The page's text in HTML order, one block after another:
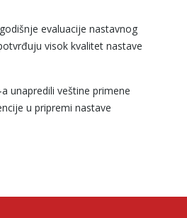
evaluacije nastavnog
visok kvalitet nastave
unapredili veštine primene
u pripremi nastave